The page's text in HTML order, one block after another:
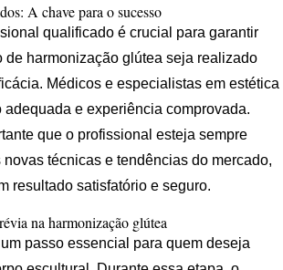
A chave para o sucesso
qualificado é crucial para garantir
de harmonização glútea seja realizado
Médicos e especialistas em estética
adequada e experiência comprovada.
que o profissional esteja sempre
técnicas e tendências do mercado,
resultado satisfatório e seguro.
na harmonização glútea
passo essencial para quem deseja